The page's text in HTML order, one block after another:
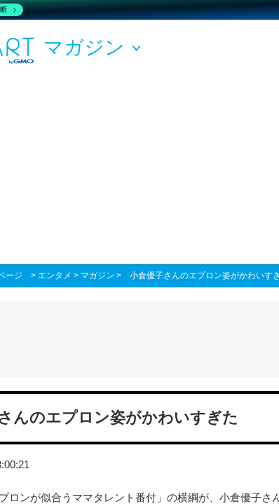
マガジン
ージ > エンタメ > マガジン > 小倉優子さんのエプロン姿がかわいす
んのエプロン姿がかわいすぎた
ロンが似合うママタレント番付」の横綱が、小倉優子さ